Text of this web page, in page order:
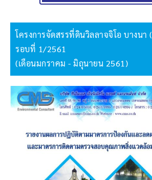
โครงการจัดสรรที่ดินวิลลาจจิโอ บางนา
รอบที่ 1/2561
(เดือนมกราคม - มิถุนายน 2561)